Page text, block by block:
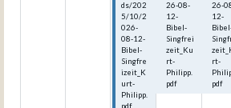
ds/202
5/10/2
026-
08-12-
Bibel-
Singfre
izeit_K
urt-
Philipp.
pdf
26-08-
12-
Bibel-
Singfrei
zeit_Ku
rt-
Philipp.
pdf
26-
12-
rt-
pdf